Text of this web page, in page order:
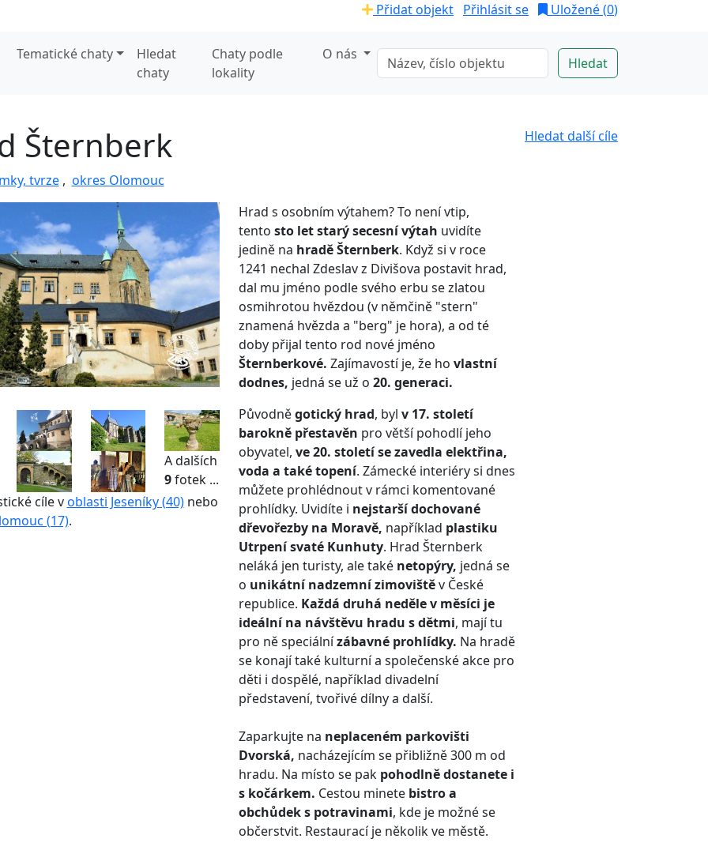
Přidat objekt Přihlásit se Uložené (0)
Tematické chaty
Hledat
chaty
Chaty podle
lokality
O nás
Hledat další cíle
Šternberk
tvrze, okres Olomouc
A dalších
9fotek ...
cíle voblasti Jeseníky (40)nebo
(17).
Hrad s osobním výtahem? To není vtip,
tento sto let starý secesní výtah uvidíte
jedině na hradě Šternberk. Když si v roce
1241 nechal Zdeslav z Divišova postavit hrad,
dal mu jméno podle svého erbu se zlatou
osmihrotou hvězdou (v němčině "stern"
znamená hvězda a "berg" je hora), a od té
doby přijal tento rod nové jméno
Šternberkové. Zajímavostí je, že ho vlastní
dodnes, jedná se už o 20. generaci.
Původněgotický hrad, byl v 17. století
barokně přestavěn pro větší pohodlí jeho
obyvatel, ve 20. století se zavedla elektřina,
voda a také topení. Zámecké interiéry si dnes
můžete prohlédnout v rámci komentované
prohlídky. Uvidíte i nejstarší dochované
dřevořezby na Moravě, například plastiku
Utrpení svaté Kunhuty. Hrad Šternberk
neláká jen turisty, ale také netopýry, jedná se
o unikátní nadzemní zimovištěv České
republice. Každá druhá neděle v měsíci je
ideální na návštěvu hradu s dětmi, mají tu
pro ně speciálnízábavné prohlídky. Na hradě
se konají také kulturní a společenské akce pro
děti i dospělé, například divadelní
představení, tvořivé dílny a další.
Zaparkujte na neplaceném parkovišti
Dvorská, nacházejícím se přibližně 300 m od
hradu. Na místo se pak pohodlně dostanete i
s kočárkem. Cestou minete bistro a
obchůdek s potravinami, kde je možné se
občerstvit. Restaurací je několik ve městě.